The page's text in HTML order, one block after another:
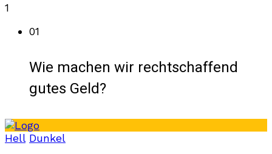
1
01
Wie machen wir rechtschaffend
gutes Geld?
Hell Dunkel